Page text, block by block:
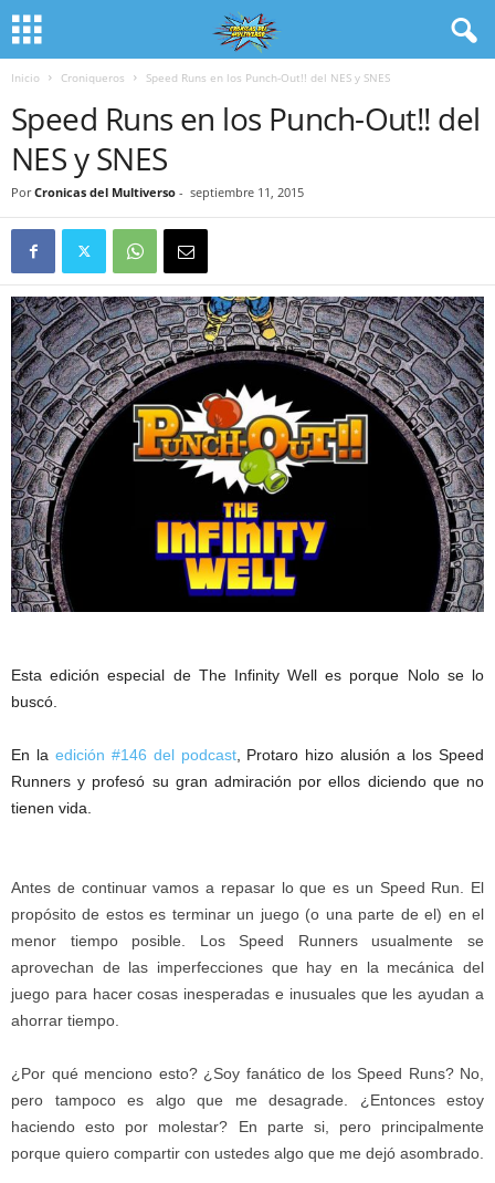
Inicio Croniqueros Speed Runs en los Punch-Out!! del NES y SNES
Speed Runs en los Punch-Out!! del
NES y SNES
Por Cronicas del Multiverso - septiembre 11, 2015
Esta edición especial de The Infinity Well es porque Nolo se lo
buscó.
En la edición #146 del podcast, Protaro hizo alusión a los Speed
Runners y profesó su gran admiración por ellos diciendo que no
tienen vida.
Antes de continuar vamos a repasar lo que es un Speed Run. El
propósito de estos es terminar un juego (o una parte de el) en el
menor tiempo posible. Los Speed Runners usualmente se
aprovechan de las imperfecciones que hay en la mecánica del
juego para hacer cosas inesperadas e inusuales que les ayudan a
ahorrar tiempo.
¿Por qué menciono esto? ¿Soy fanático de los Speed Runs? No,
pero tampoco es algo que me desagrade. ¿Entonces estoy
haciendo esto por molestar? En parte si, pero principalmente
porque quiero compartir con ustedes algo que me dejó asombrado.